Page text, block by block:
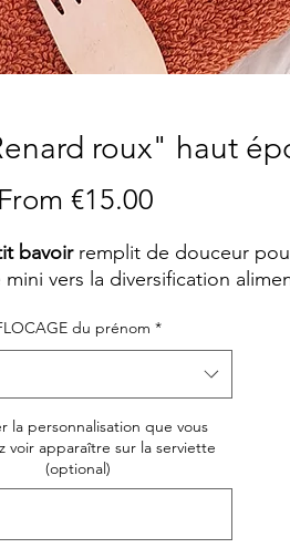
roux" haut
From €15.00Sale
bavoir remplit de douceur
vers la diversification
du prénom *
la personnalisation que vous
voir apparaître sur la serviette
(optional)